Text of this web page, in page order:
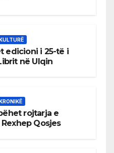
edicioni i 25-të i
në Ulqin
rojtarja e
Qosjes